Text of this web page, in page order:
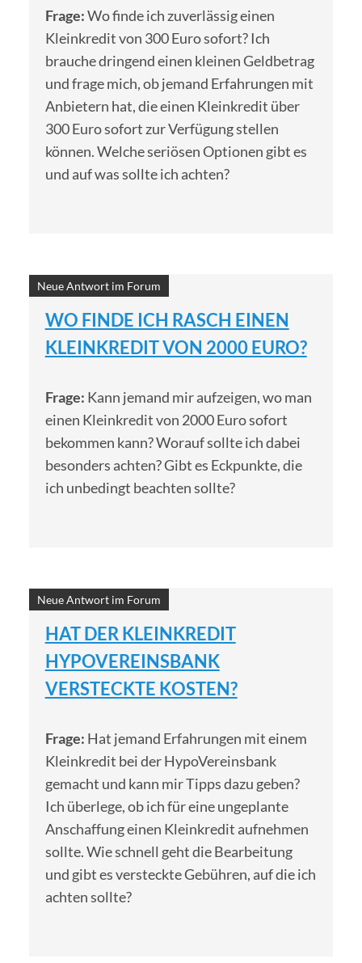
Frage:Wo finde ich zuverlässig einen
Kleinkredit von 300 Euro sofort? Ich
brauche dringend einen kleinen Geldbetrag
und frage mich, ob jemand Erfahrungen mit
Anbietern hat, die einen Kleinkredit über
300 Euro sofort zur Verfügung stellen
können. Welche seriösen Optionen gibt es
und auf was sollte ich achten?
Neue Antwort im Forum
WO FINDE ICH RASCH EINEN
KLEINKREDIT VON 2000 EURO?
Frage: Kann jemand mir aufzeigen, wo man
einen Kleinkredit von 2000 Euro sofort
bekommen kann? Worauf sollte ich dabei
besonders achten? Gibt es Eckpunkte, die
ich unbedingt beachten sollte?
Neue Antwort im Forum
HAT DER KLEINKREDIT
HYPOVEREINSBANK
VERSTECKTE KOSTEN?
Frage: Hat jemand Erfahrungen mit einem
Kleinkredit bei der HypoVereinsbank
gemacht und kann mir Tipps dazu geben?
Ich überlege, ob ich für eine ungeplante
Anschaffung einen Kleinkredit aufnehmen
sollte. Wie schnell geht die Bearbeitung
und gibt es versteckte Gebühren, auf die ich
achten sollte?